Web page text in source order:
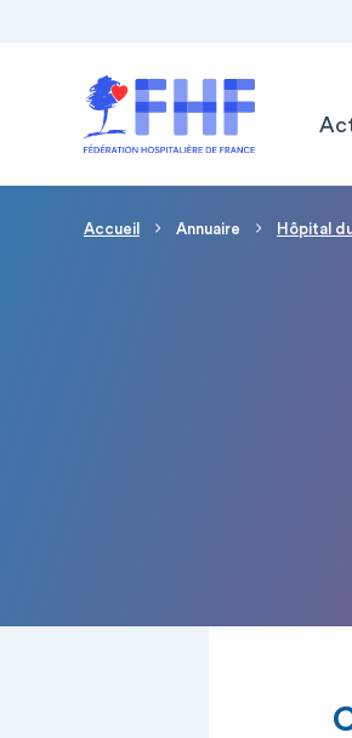
Fil d'Ariane
Accueil Annuaire Hôpital